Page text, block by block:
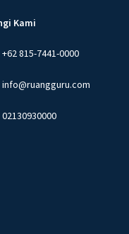
Kami
+62 815-7441-0000
info@ruangguru.com
02130930000